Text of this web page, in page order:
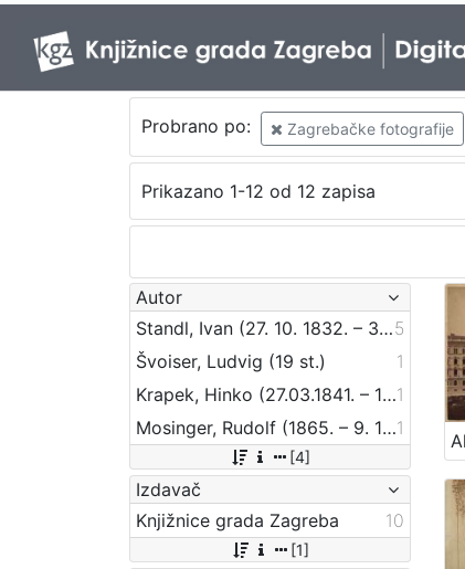
Probrano po: Zagrebačke fotografije
Prikazano 1-12 od 12 zapisa
Autor
Standl, Ivan (27. 10. 1832. – 30. 8. 1897.)5
Švoiser, Ludvig (19 st.)
1
Krapek, Hinko (27.03.1841. – 12.03.1915.)1
Mosinger, Rudolf (1865. – 9. 10. 1918.)1
[4]
Izdavač
Knjižnice grada Zagreba
10
[1]